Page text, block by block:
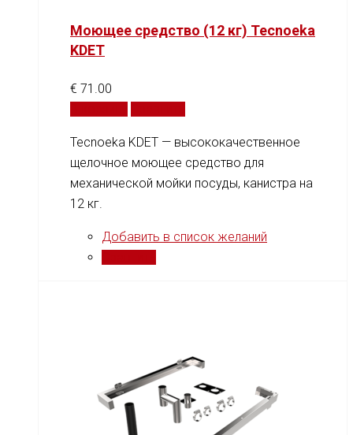
Моющее средство (12 кг) Tecnoeka
KDET
€ 71.00
Tecnoeka KDET — высококачественное
щелочное моющее средство для
механической мойки посуды, канистра на
12 кг.
Добавить в список желаний